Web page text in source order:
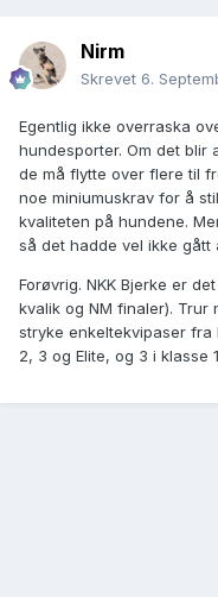
Nirm
Skrevet 6.
Egentlig ikke overraska
hundesporter. Om det blir
de må flytte over flere til
noe miniumuskrav for å
kvaliteten på hundene.
så det hadde vel ikke gått
Forøvrig. NKK Bjerke er
kvalik og NM finaler). Trur
stryke enkeltekvipaser
2, 3 og Elite, og 3 i klasse